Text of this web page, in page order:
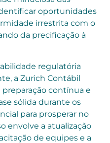
oportunidades
irrestrita com o
da precificação à
regulatória
a Zurich Contábil
contínua e
sólida durante os
para prosperar no
envolve a atualização
de equipes e a